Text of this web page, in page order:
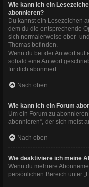
Wie kann ich ein
abonnieren?
Du kannst ein Lesezeichen
dem du die entsprechende
sich normalerweise ober-
Themas befinden.
Wenn du bei der Antwort auf
sobald eine Antwort
für dich abonniert.
Nach oben
Wie kann ich ein Forum
Um ein Forum zu
abonnieren“, der sich meist
Nach oben
Wie deaktiviere ich meine
Wenn du mehrere
persönlichen Bereich unter